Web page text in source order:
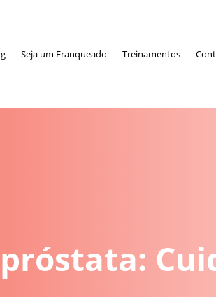
Seja um Franqueado Treinamentos